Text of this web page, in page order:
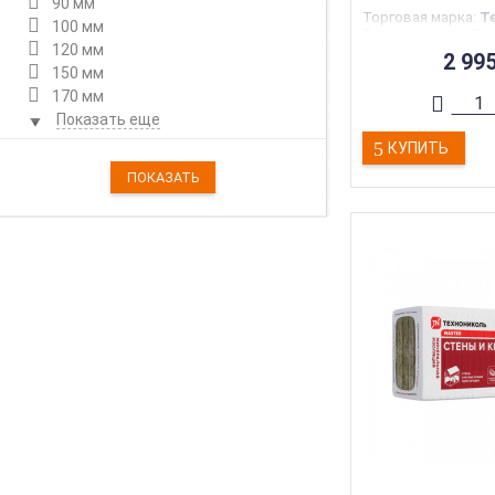
100 мм
120 мм
150 мм
170 мм
Показать еще
Торговая марка:
Тип конструкции:
2
КУПИТЬ